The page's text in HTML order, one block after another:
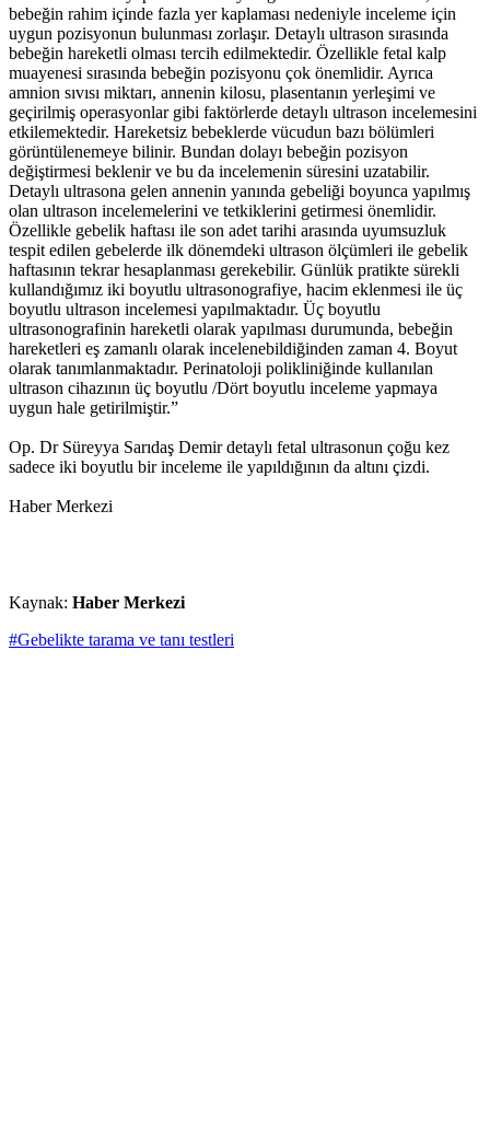
bebeğin rahim içinde fazla yer kaplaması nedeniyle inceleme için
uygun pozisyonun bulunması zorlaşır. Detaylı ultrason sırasında
bebeğin hareketli olması tercih edilmektedir. Özellikle fetal kalp
muayenesi sırasında bebeğin pozisyonu çok önemlidir. Ayrıca
amnion sıvısı miktarı, annenin kilosu, plasentanın yerleşimi ve
geçirilmiş operasyonlar gibi faktörlerde detaylı ultrason incelemesini
etkilemektedir. Hareketsiz bebeklerde vücudun bazı bölümleri
görüntülenemeye bilinir. Bundan dolayı bebeğin pozisyon
değiştirmesi beklenir ve bu da incelemenin süresini uzatabilir.
Detaylı ultrasona gelen annenin yanında gebeliği boyunca yapılmış
olan ultrason incelemelerini ve tetkiklerini getirmesi önemlidir.
Özellikle gebelik haftası ile son adet tarihi arasında uyumsuzluk
tespit edilen gebelerde ilk dönemdeki ultrason ölçümleri ile gebelik
haftasının tekrar hesaplanması gerekebilir. Günlük pratikte sürekli
kullandığımız iki boyutlu ultrasonografiye, hacim eklenmesi ile üç
boyutlu ultrason incelemesi yapılmaktadır. Üç boyutlu
ultrasonografinin hareketli olarak yapılması durumunda, bebeğin
hareketleri eş zamanlı olarak incelenebildiğinden zaman 4. Boyut
olarak tanımlanmaktadır. Perinatoloji polikliniğinde kullanılan
ultrason cihazının üç boyutlu /Dört boyutlu inceleme yapmaya
uygun hale getirilmiştir.”
Op. Dr Süreyya Sarıdaş Demir detaylı fetal ultrasonun çoğu kez
sadece iki boyutlu bir inceleme ile yapıldığının da altını çizdi.
Haber Merkezi
Kaynak: Haber Merkezi
#Gebelikte tarama ve tanı testleri